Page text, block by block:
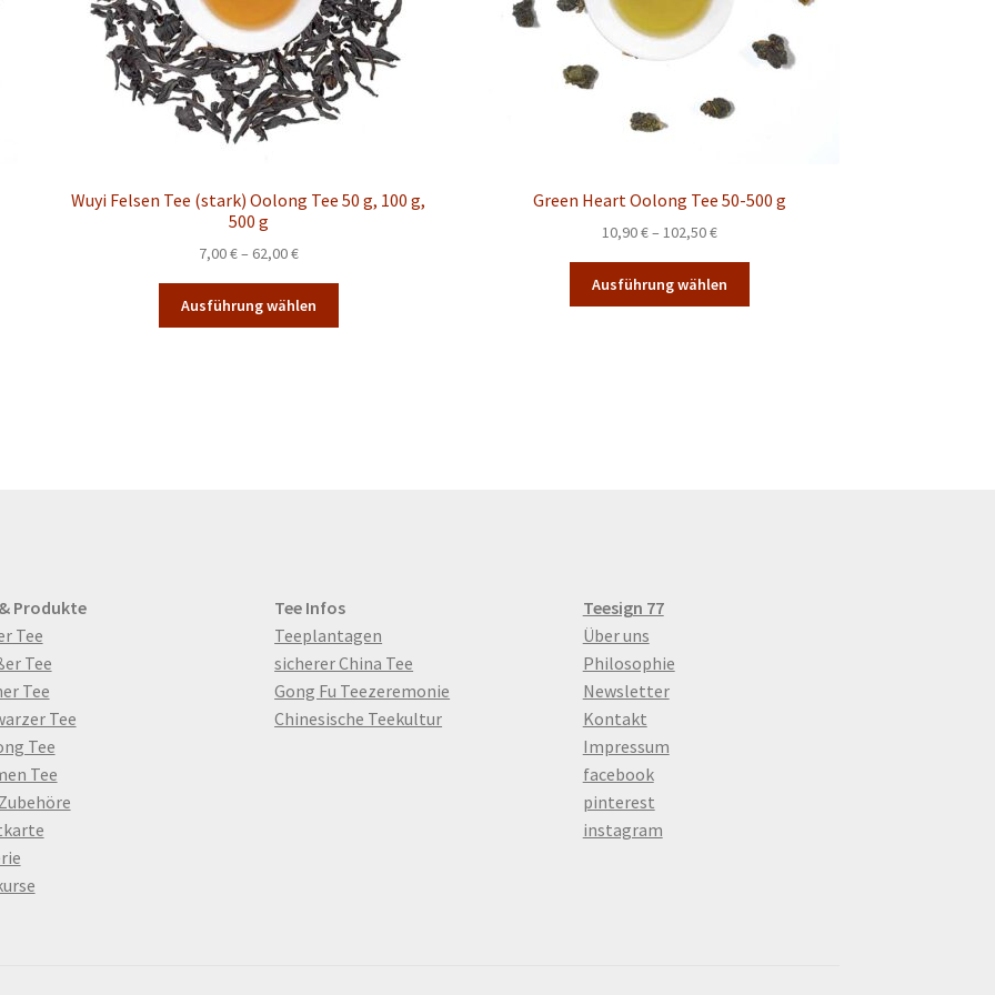
Wuyi Felsen Tee (stark) Oolong Tee 50 g, 100 g,
500 g
7,00€– 62,00€Preisspanne:
bis
62,00 €
Ausführung wählen
werden
Green Heart Oolong Tee 50-500 g
10,90€–102,50€Preisspanne:
bis
102,50 €
Ausführung wählen
Produkte
Tee
Tee
Tee
Tee
Tee
Tee
Tee Infos
Teeplantagen
sicherer China Tee
Gong Fu Teezeremonie
Chinesische Teekultur
Teesign 77
Über uns
Philosophie
Newsletter
Kontakt
Impressum
facebook
pinterest
instagram